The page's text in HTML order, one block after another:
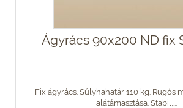
Ágyrács 90x200 ND fix
Fix ágyrács. Súlyhahatár 110 kg. Rugós
alátámasztása. Stabil,...